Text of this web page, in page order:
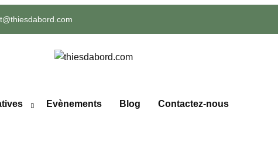
Evènements Blog Contactez-nous